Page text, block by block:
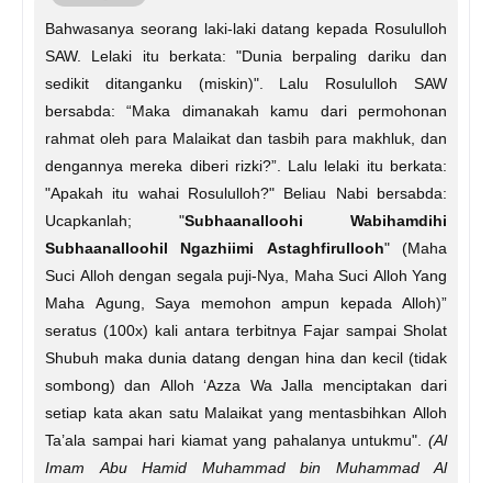
Bahwasanya seorang laki-laki datang kepada Rosululloh
SAW. Lelaki itu berkata: "Dunia berpaling dariku dan
sedikit ditanganku (miskin)". Lalu Rosululloh SAW
bersabda: “Maka dimanakah kamu dari permohonan
rahmat oleh para Malaikat dan tasbih para makhluk, dan
dengannya mereka diberi rizki?”. Lalu lelaki itu berkata:
"Apakah itu wahai Rosululloh?" Beliau Nabi bersabda:
Ucapkanlah; "Subhaanalloohi Wabihamdihi
Subhaanalloohil Ngazhiimi Astaghfirullooh" (Maha
Suci Alloh dengan segala puji-Nya, Maha Suci Alloh Yang
Maha Agung, Saya memohon ampun kepada Alloh)”
seratus (100x) kali antara terbitnya Fajar sampai Sholat
Shubuh maka dunia datang dengan hina dan kecil (tidak
sombong) dan Alloh ‘Azza Wa Jalla menciptakan dari
setiap kata akan satu Malaikat yang mentasbihkan Alloh
Ta’ala sampai hari kiamat yang pahalanya untukmu". (Al
Imam Abu Hamid Muhammad bin Muhammad Al